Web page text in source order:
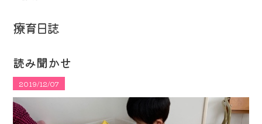
療育日誌
読み聞かせ
2019/12/07